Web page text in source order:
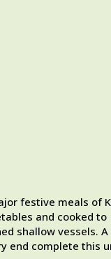
festive meals of
and cooked to
shallow vessels. A
end complete this